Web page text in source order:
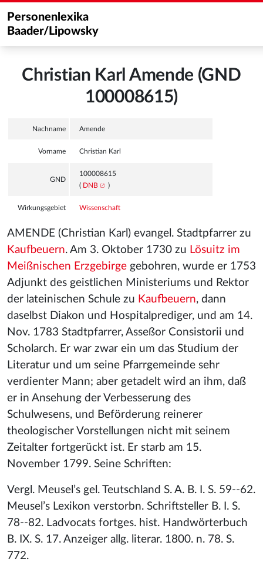
Personenlexika
Baader/Lipowsky
Christian Karl Amende (GND
100008615)
Nachname Amende
Vorname Christian Karl
GND
100008615
( DNB )
Wirkungsgebiet Wissenschaft
AMENDE (Christian Karl) evangel. Stadtpfarrer zu
Kaufbeuern. Am 3. Oktober 1730 zu Lösuitz im
Meißnischen Erzgebirge gebohren, wurde er 1753
Adjunkt des geistlichen Ministeriums und Rektor
der lateinischen Schule zu Kaufbeuern, dann
daselbst Diakon und Hospitalprediger, und am 14.
Nov. 1783 Stadtpfarrer, Asseßor Consistorii und
Scholarch. Er war zwar ein um das Studium der
Literatur und um seine Pfarrgemeinde sehr
verdienter Mann; aber getadelt wird an ihm, daß
er in Ansehung der Verbesserung des
Schulwesens, und Beförderung reinerer
theologischer Vorstellungen nicht mit seinem
Zeitalter fortgerückt ist. Er starb am 15.
November 1799. Seine Schriften:
Vergl. Meusel’s gel. Teutschland S. A. B. I. S. 59--62.
Meusel’s Lexikon verstorbn. Schriftsteller B. I. S.
78--82. Ladvocats fortges. hist. Handwörterbuch
B. IX. S. 17. Anzeiger allg. literar. 1800. n. 78. S.
772.